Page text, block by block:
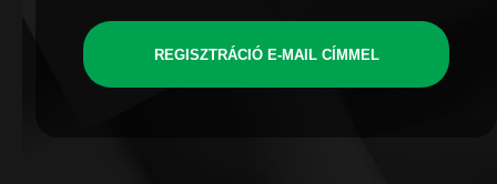
REGISZTRÁCIÓ E-MAIL CÍMMEL